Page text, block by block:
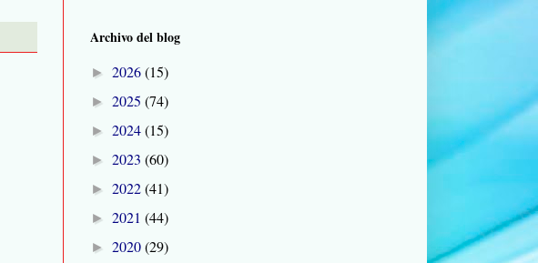
Archivo del blog
► 2026(15)
► 2025 (74)
► 2024(15)
► 2023 (60)
► 2022(41)
► 2021 (44)
► 2020(29)